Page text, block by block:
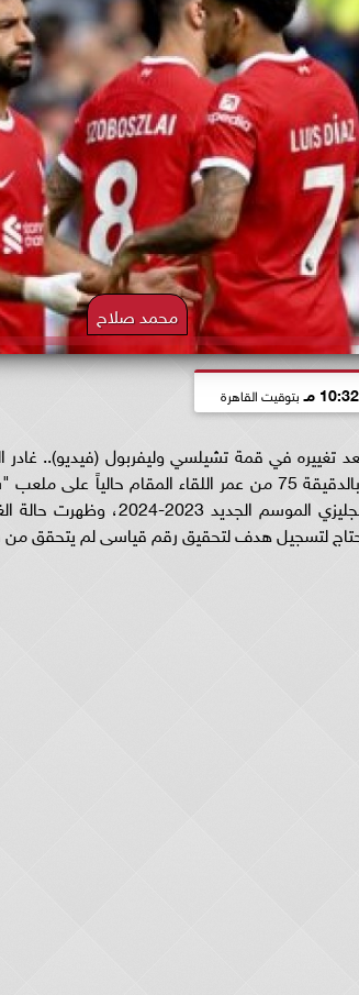
محمد صلاح
10:32 مـ بتوقيت القاهرة
في قمة تشيلسي وليفربول (فيديو)..
مباراة تشيلسي ضد ليفربول بالدقيقة 75 من عمر اللقاء
الأولى من بطولة الدوري
لتسجيل هدف لتحقيق رقم قياسى لم يتحقق من